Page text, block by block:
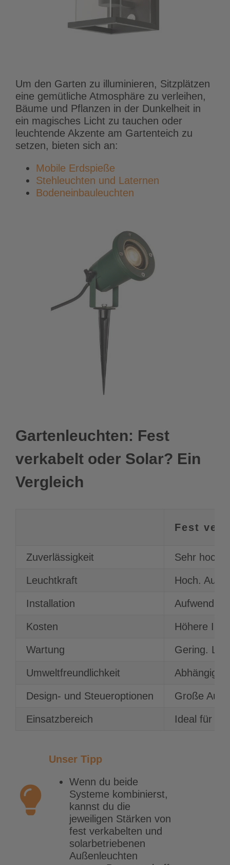
Um den Garten zu illuminieren, Sitzplätzen
eine gemütliche Atmosphäre zu verleihen,
Bäume und Pflanzen in der Dunkelheit in
ein magisches Licht zu tauchen oder
leuchtende Akzente am Gartenteich zu
setzen, bieten sich an:
Mobile Erdspieße
Stehleuchten und Laternen
Bodeneinbauleuchten
Gartenleuchten: Fest
verkabelt oder Solar? Ein
Vergleich
Fest
Zuverlässigkeit Sehr hoch.
Leuchtkraft Hoch.
Installation Aufwendig.
Kosten Höhere
Wartung Gering.
Umweltfreundlichkeit Abhängig
Design- und Steueroptionen Große
Einsatzbereich Ideal für
Unser Tipp
Wenn du beide
Systeme kombinierst,
kannst du die
jeweiligen Stärken von
fest verkabelten und
solarbetriebenen
Außenleuchten